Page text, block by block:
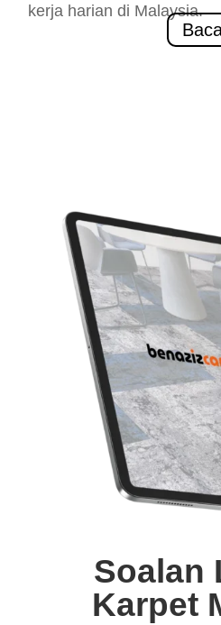
kerja harian di Malaysia.
Soalan
Karpet